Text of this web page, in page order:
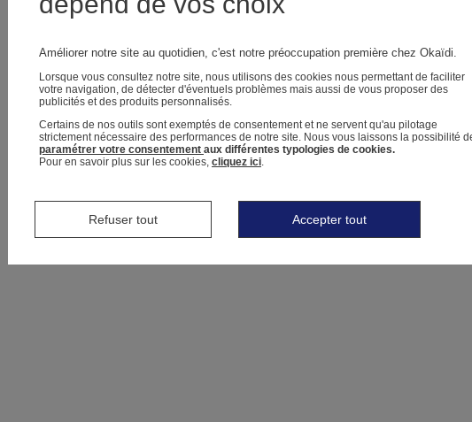
Améliorer notre site au quotidien, c'est notre préoccupation première chez Okaïdi.
Lorsque vous consultez notre site, nous utilisons des cookies nous permettant de faciliter
votre navigation, de détecter d'éventuels problèmes mais aussi de vous proposer des
publicités et des produits personnalisés.
Certains de nos outils sont exemptés de consentement et ne servent qu'au pilotage
strictement nécessaire des performances de notre site. Nous vous laissons la possibilité
paramétrer votre consentement aux différentes typologies de cookies.
Pour en savoir plus sur les cookies, cliquez ici.
Refuser tout Accepter tout